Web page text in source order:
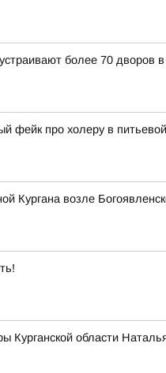
более 70 дворов
фейк про холеру в
Кургана возле
Курганской области